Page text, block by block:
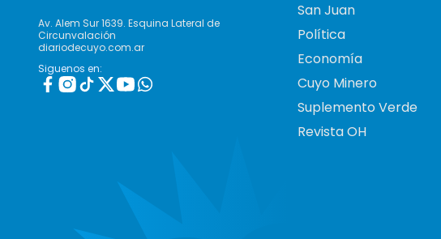
Av. Alem Sur 1639. Esquina Lateral de
Circunvalación
diariodecuyo.com.ar
Siguenos en:
San Juan
Política
Economía
Cuyo Minero
Suplemento Verde
Revista OH